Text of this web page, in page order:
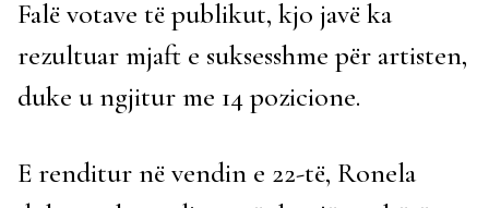
Falë votave të publikut, kjo javë ka
rezultuar mjaft e suksesshme për artisten,
duke u ngjitur me 14 pozicione.
E renditur në vendin e 22-të, Ronela